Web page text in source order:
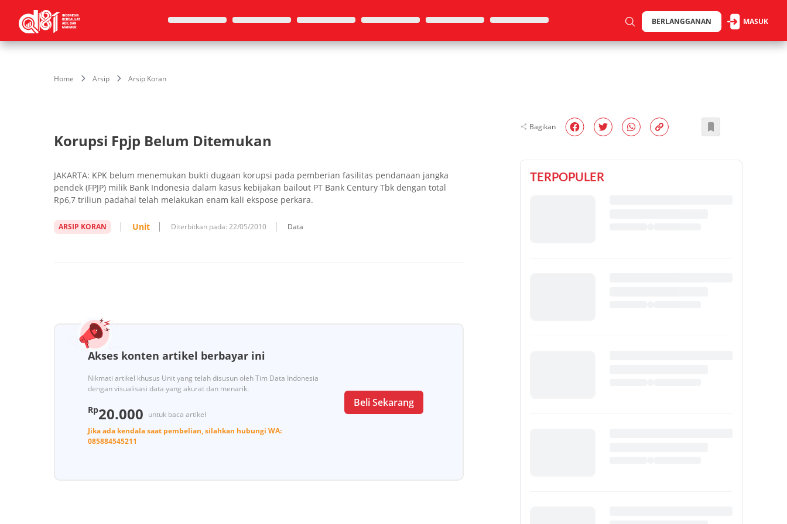
BERLANGGANAN MASUK
Home Arsip Arsip Koran
Korupsi Fpjp Belum Ditemukan
JAKARTA: KPK belum me­­nemukan bukti du­ga­an korupsi pada pem­be­rian fasilitas pen­da­naan jang­ka
pendek (FPJP) mi­lik Bank In­do­nesia dalam ka­sus kebi­jak­an bailout PT Bank Century Tbk de­ngan total
Rp6,7 triliun pa­dahal te­lah melakukan enam kali eks­pose per­ka­ra.
ARSIP KORAN Unit Diterbitkan pada: 22/05/2010 Data
Akses konten artikel berbayar ini
Nikmati artikel khusus Unit yang telah disusun oleh Tim Data Indonesia
dengan visualisasi data yang akurat dan menarik.
Rp20.000 untuk baca artikel
Jika ada kendala saat pembelian, silahkan hubungi WA:
085884545211
Beli Sekarang
Bagikan
TERPOPULER